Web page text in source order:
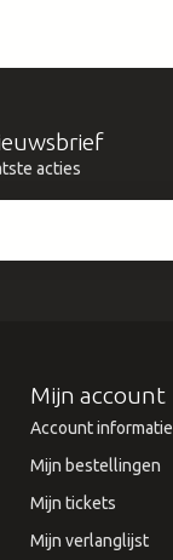
acties
Mijn account
Account informatie
Mijn bestellingen
Mijn tickets
Mijn verlanglijst